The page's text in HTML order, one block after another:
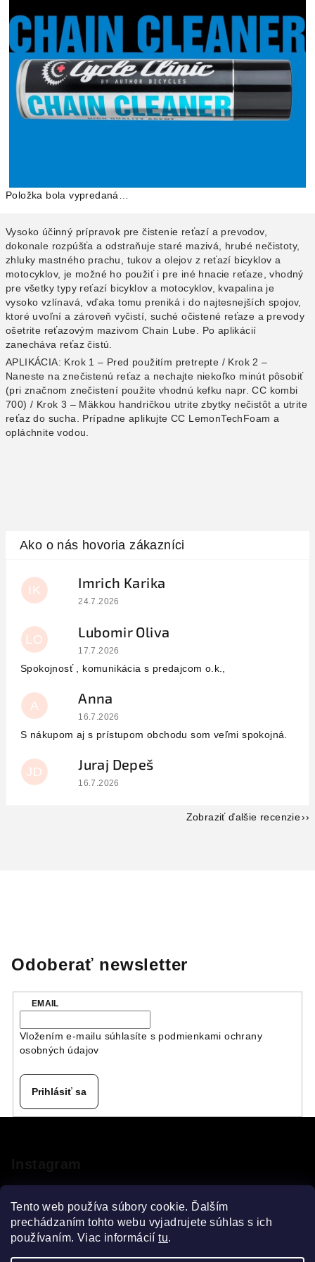
Tento web používa súbory cookie. Ďalším
prechádzaním tohto webu vyjadrujete súhlas s ich
používaním. Viac informáciítu.
Položka bola vypredaná…
Vysoko účinný prípravok pre čistenie reťazí a prevodov,
dokonale rozpúšťa a odstraňuje staré mazivá, hrubé nečistoty,
zhluky mastného prachu, tukov a olejov z reťazí bicyklov a
motocyklov, je možné ho použiť i pre iné hnacie reťaze, vhodný
pre všetky typy reťazí bicyklov a motocyklov, kvapalina je
vysoko vzlínavá, vďaka tomu preniká i do najtesnejších spojov,
ktoré uvoľní a zároveň vyčistí, suché očistené reťaze a prevody
ošetrite reťazovým mazivom Chain Lube. Po aplikácií
zanecháva reťaz čistú.
APLIKÁCIA: Krok 1 – Pred použitím pretrepte / Krok 2 –
Naneste na znečistenú reťaz a nechajte niekoľko minút pôsobiť
(pri značnom znečistení použite vhodnú kefku napr. CC kombi
700) / Krok 3 – Mäkkou handričkou utrite zbytky nečistôt a utrite
reťaz do sucha. Prípadne aplikujte CC LemonTechFoam a
opláchnite vodou.
IK Imrich Karika
Hodnotenie obchodu je 5 z 5 hviezdičiek.
24.7.2026
LO Lubomir Oliva
Hodnotenie obchodu je 5 z 5 hviezdičiek.
17.7.2026
Spokojnosť , komunikácia s predajcom o.k.,
A Anna
Hodnotenie obchodu je 5 z 5 hviezdičiek.
16.7.2026
S nákupom aj s prístupom obchodu som veľmi spokojná.
JD Juraj Depeš
Hodnotenie obchodu je 5 z 5 hviezdičiek.
16.7.2026
Zobraziť ďalšie recenzie
Odoberať newsletter
EMAIL
Vložením e-mailu súhlasíte s podmienkami ochrany
osobných údajov
Prihlásiť sa
ä